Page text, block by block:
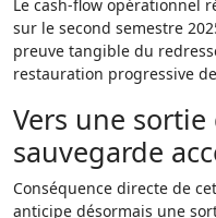
Le cash-flow opérationnel
sur le second semestre
preuve tangible du
restauration progressive
Vers une
sauvegarde
Conséquence directe de
anticipe désormais une